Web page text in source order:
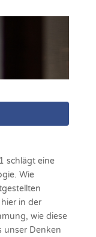
schlägt eine
Wie
in der
wie diese
unser Denken